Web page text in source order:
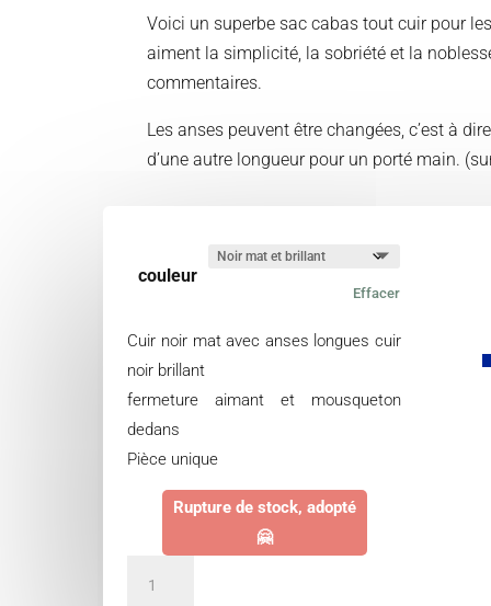
Voici un superbe sac cabas tout cuir pour
aiment la simplicité, la sobriété et la
commentaires.
Les anses peuvent être changées, c’est à
d’une autre longueur pour un porté main.
couleur
Effacer
Cuir noir mat avec anses longues cuir
noir brillant
fermeture aimant et mousqueton
dedans
Pièce unique
Rupture de stock, adopté
🤗